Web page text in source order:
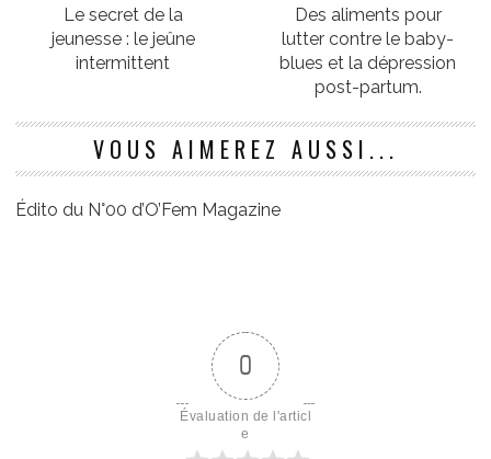
Le secret de la
jeunesse : le jeûne
intermittent
Des aliments pour
lutter contre le baby-
blues et la dépression
post-partum.
VOUS AIMEREZ AUSSI...
Édito du N°00 d’O’Fem Magazine
0
Évaluation de l'articl
e